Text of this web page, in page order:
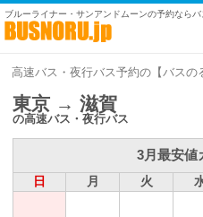
ブルーライナー・サンアンドムーンの予約なら
高速バス・夜行バス予約の【バスの
東京 → 滋賀
の高速バス・夜行バス
3月最安値
日
月 火